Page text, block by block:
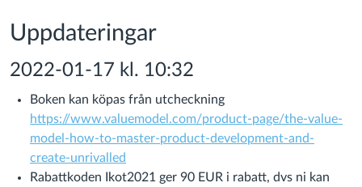
Uppdateringar
2022-01-17 kl. 10:32
Boken kan köpas från utcheckning
https://www.valuemodel.com/product-page/the-value-
model-how-to-master-product-development-and-
create-unrivalled
Rabattkoden Ikot2021 ger 90 EUR i rabatt, dvs ni kan